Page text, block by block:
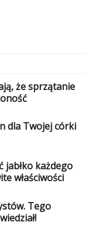
że sprzątanie
dla Twojej córki
jabłko każdego
właściwości
Tego